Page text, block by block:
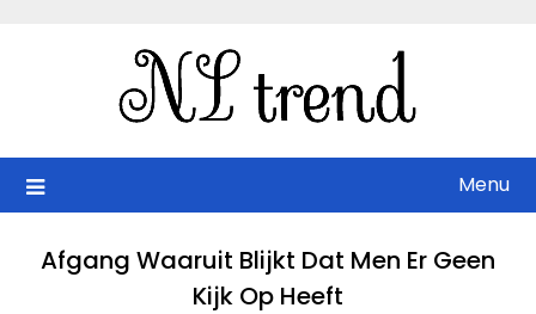
Menu
Afgang Waaruit Blijkt Dat Men Er Geen
Kijk Op Heeft